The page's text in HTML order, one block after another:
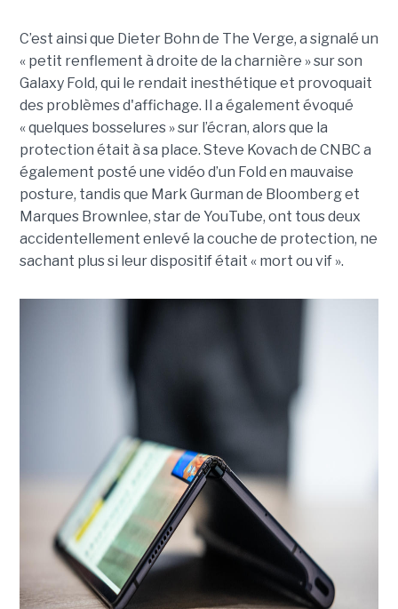
C’est ainsi que Dieter Bohn de The Verge, a signalé un
« petit renflement à droite de la charnière » sur son
Galaxy Fold, qui le rendait inesthétique et provoquait
des problèmes d'affichage. Il a également évoqué
« quelques bosselures » sur l’écran, alors que la
protection était à sa place. Steve Kovach de CNBC a
également posté une vidéo d’un Fold en mauvaise
posture, tandis que Mark Gurman de Bloomberg et
Marques Brownlee, star de YouTube, ont tous deux
accidentellement enlevé la couche de protection, ne
sachant plus si leur dispositif était « mort ou vif ».